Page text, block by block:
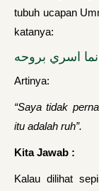
tubuh ucapan
katanya:
اسري بروحه
Artinya:
“Saya tidak
itu adalah ruh”.
Kita Jawab :
Kalau dilihat